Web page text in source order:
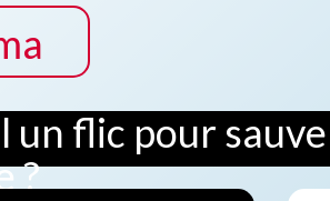
un flic pour
?